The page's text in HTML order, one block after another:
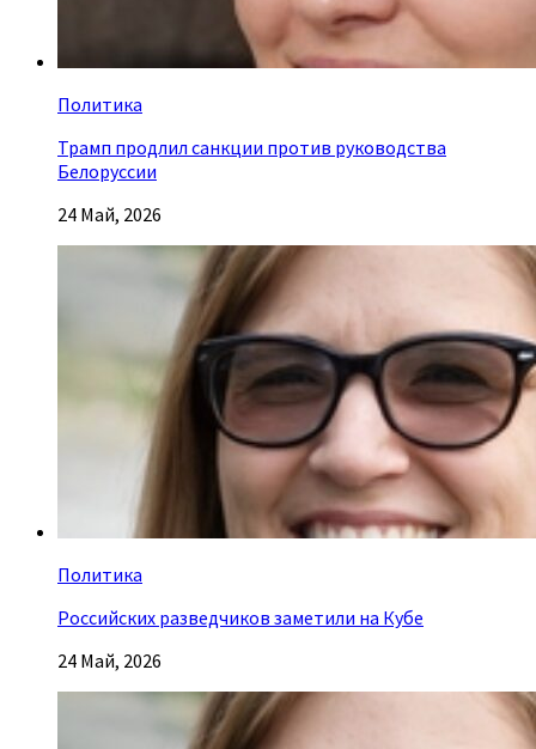
Политика
Трамп продлил санкции против руководства
Белоруссии
24 Май, 2026
Политика
Российских разведчиков заметили на Кубе
24 Май, 2026